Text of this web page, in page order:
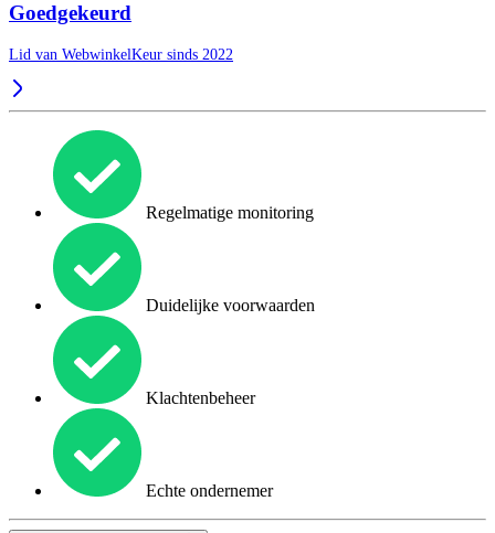
Goedgekeurd
Lid van WebwinkelKeur sinds 2022
Regelmatige monitoring
Duidelijke voorwaarden
Klachtenbeheer
Echte ondernemer